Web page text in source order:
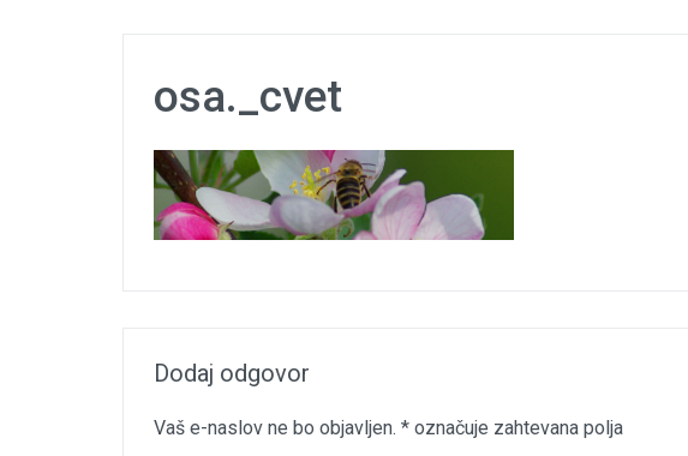
osa._cvet
Dodaj odgovor
Vaš e-naslov ne bo objavljen. * označuje zahtevana polja